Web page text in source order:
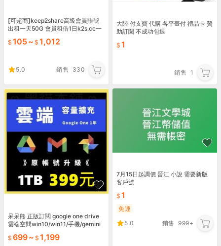
[可超商]keep2share高級會員賬號
出租一天50G 會員租借1日k2s.cc一
105~ 1,012
5.0 銷售 330
大陸 付支寶 代購 各平臺付 禮品卡 贊
助訂閲 不成功包退
1
銷售 1
呆呆熊 正版訂閱 google one drive
雲端空間win10/win11/手機/gemini
699~ 1,199
7月15日起調價 晉江 小說 需要新版
客戶號
1
免運
5.0
銷售 999+